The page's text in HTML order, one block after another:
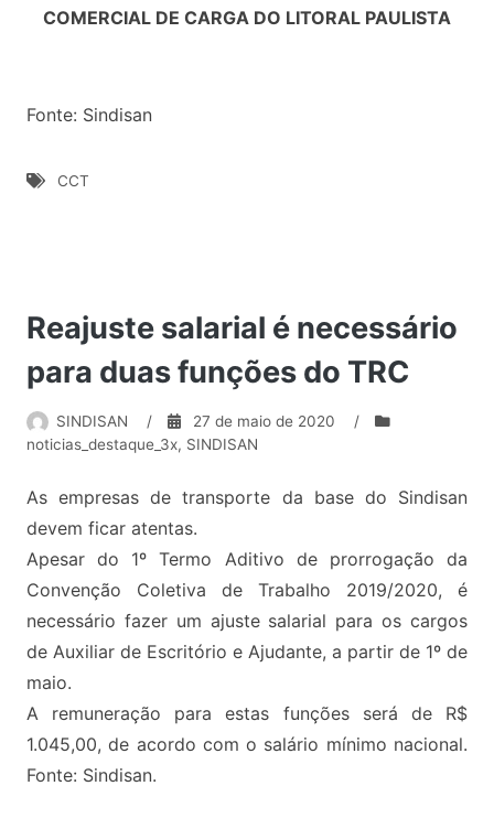
COMERCIAL DE CARGA DO LITORAL PAULISTA
Fonte: Sindisan
CCT
Reajuste salarial é necessário
para duas funções do TRC
SINDISAN / 27 de maio de 2020
/
noticias_destaque_3x, SINDISAN
As empresas de transporte da base do Sindisan
devem ficar atentas.
Apesar do 1º Termo Aditivo de prorrogação da
Convenção Coletiva de Trabalho 2019/2020, é
necessário fazer um ajuste salarial para os cargos
de Auxiliar de Escritório e Ajudante, a partir de 1º de
maio.
A remuneração para estas funções será de R$
1.045,00, de acordo com o salário mínimo nacional.
Fonte: Sindisan.